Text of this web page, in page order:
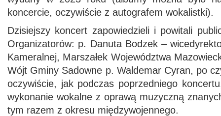
koncercie, oczywiście z autografem wokalistki).
Dzisiejszy koncert zapowiedzieli i powitali
Organizatorów: p. Danuta Bodzek –
Kameralnej, Marszałek Województwa
Wójt Gminy Sadowne p. Waldemar Cyran, po
oczywiście, jak podczas poprzedniego
wykonanie wokalne z oprawą muzyczną
tym razem z okresu międzywojennego.